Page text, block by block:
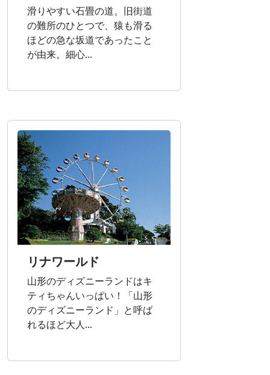
滑りやすい石畳の道。旧街道
の難所のひとつで、猿も滑る
ほどの急な坂道であったこと
が由来。細心...
リナワールド
山形のディズニーランドはキ
ティちゃんいっぱい！「山形
のディズニーランド」と呼ば
れるほど大人...